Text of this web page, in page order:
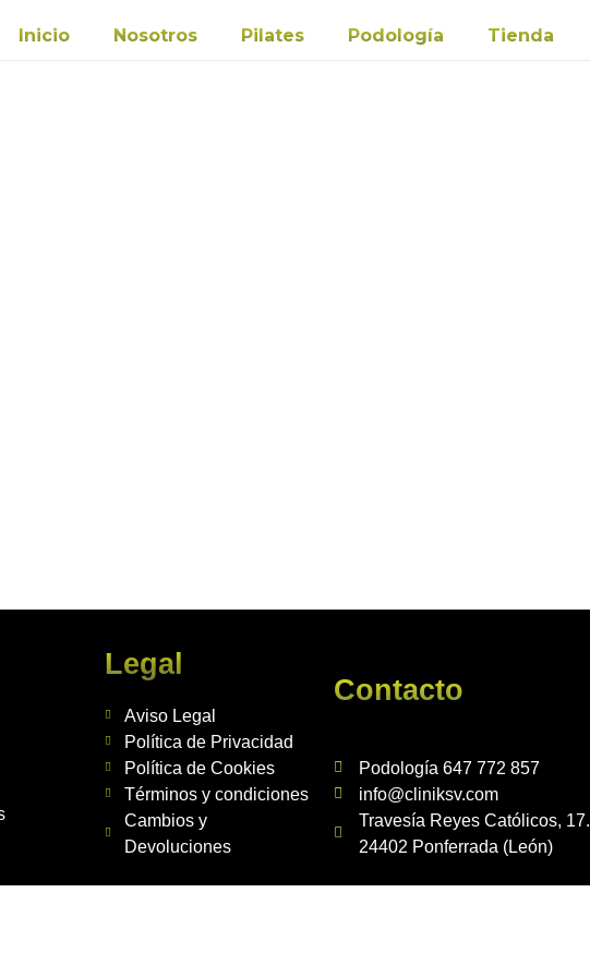
Inicio Nosotros Pilates Podología Tienda
Legal
Aviso Legal
Política de Privacidad
Política de Cookies
Términos y condiciones
Cambios y
Devoluciones
Contacto
Podología 647 772 857
info@cliniksv.com
Travesía Reyes Católicos, 17.
24402 Ponferrada (León)